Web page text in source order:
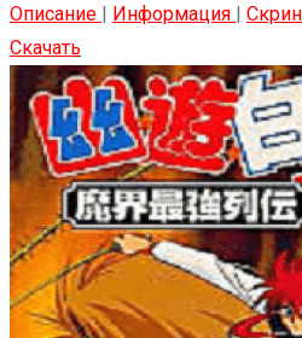
Описание | Информация |
Скачать